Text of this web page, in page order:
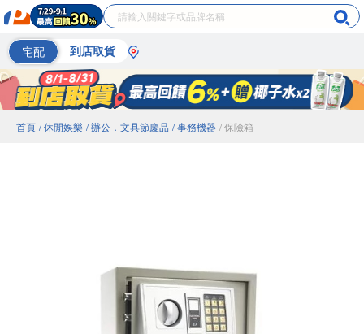
宅配 到店取貨
首頁 / 休閒娛樂 / 辦公．文具節慶品 / 事務機器 / 保險箱